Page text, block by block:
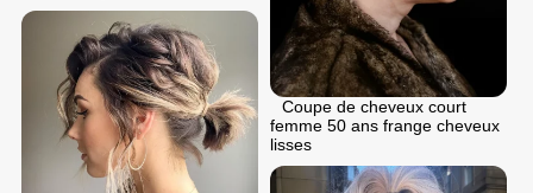
Coupe de cheveux court
femme 50 ans frange cheveux
lisses